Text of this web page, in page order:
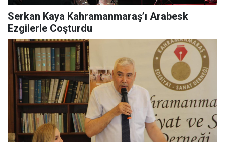
Serkan Kaya Kahramanmaraş’ı Arabesk
Ezgilerle Coşturdu